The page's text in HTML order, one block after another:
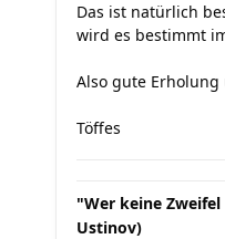
Das ist natürlich
wird es bestimmt
Also gute
Töffes
"Wer keine
Ustinov)